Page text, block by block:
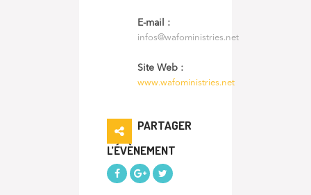
E-mail :
infos@wafoministries.net
Site Web :
www.wafoministries.net
PARTAGER
L’ÉVÈNEMENT